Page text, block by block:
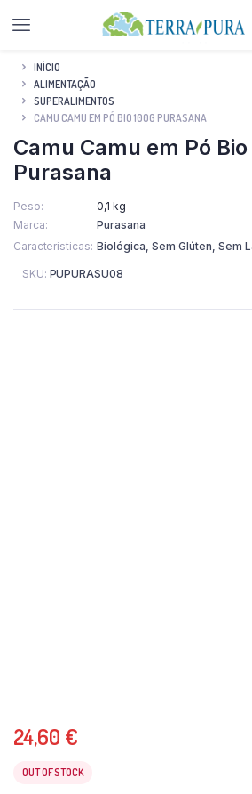
INÍCIO
ALIMENTAÇÃO
SUPERALIMENTOS
CAMU CAMU EM PÓ BIO 100G PURASANA
Camu Camu em Pó Bio
Purasana
Peso
0,1 kg
Marca
Purasana
Caracteristicas Biológica, Sem Glúten, Sem
SKU: PUPURASU08
24,60 €
OUT OF STOCK